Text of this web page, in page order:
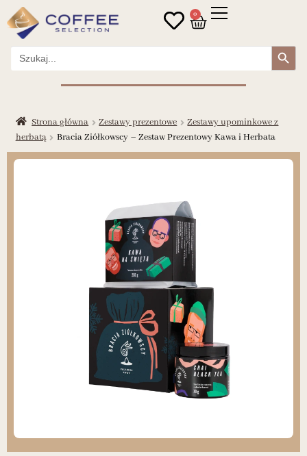
0
Search
for:
Search Button
Strona główna Zestawy prezentowe
Zestawy upominkowe z
herbatą
Bracia Ziółkowscy – Zestaw Prezentowy Kawa i Herbata